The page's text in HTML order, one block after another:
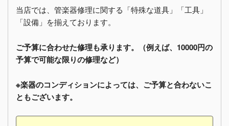
当店では、管楽器修理に関する「特殊な道具」「工具」
「設備」を揃えております。
ご予算に合わせた修理も承ります。（例えば、10000円の
予算で可能な限りの修理など）
※楽器のコンディションによっては、ご予算と合わないこ
ともございます。